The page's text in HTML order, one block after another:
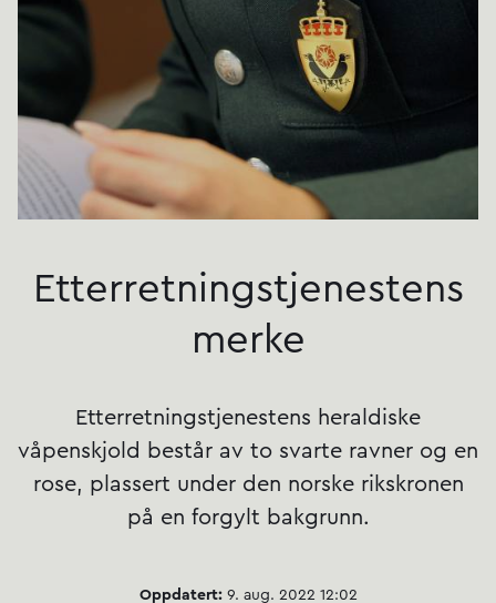
Etterretnings­tjenestens
merke
Etterretningstjenestens heraldiske
våpenskjold består av to svarte ravner og en
rose, plassert under den norske rikskronen
på en forgylt bakgrunn.
Oppdatert:9. aug. 2022 12:02